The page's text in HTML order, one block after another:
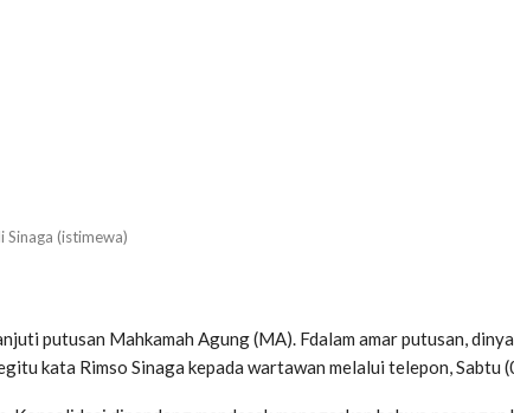
Sinaga (istimewa)
putusan Mahkamah Agung (MA). Fdalam amar putusan,
kata Rimso Sinaga kepada wartawan melalui telepon,